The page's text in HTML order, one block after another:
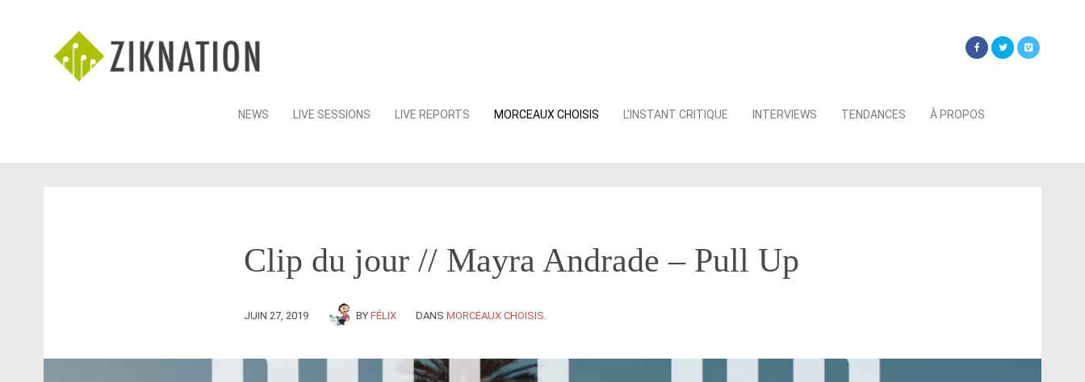
Skip
NEWS LIVE SESSIONS LIVE REPORTS MORCEAUX CHOISIS L’INSTANT CRITIQUE INTERVIEWS TENDANCES À PROPOS
Clip du jour // Mayra Andrade – Pull Up
JUIN 27, 2019 BY FÉLIX DANS MORCEAUX CHOISIS